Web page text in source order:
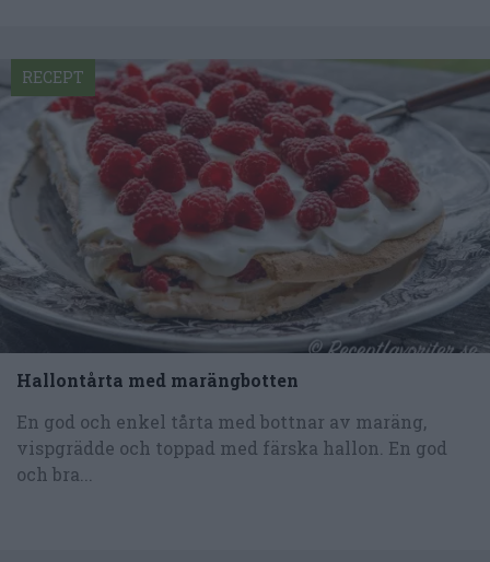
Hallontårta med marängbotten
En god och enkel tårta med bottnar av maräng,
vispgrädde och toppad med färska hallon. En god
och bra...
RECEPT